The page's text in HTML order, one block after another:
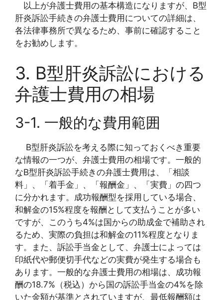
以上が弁護士費用の基本構造になりますが、B型
肝炎訴訟手続きの弁護士費用についての詳細は、
各法律事務所で異なるため、事前に確認すること
をお勧めします。
3. B型肝炎訴訟における
弁護士費用の相場
3-1. 一般的な費用範囲
B型肝炎訴訟を考える際に知っておくべき重要
な情報の一つが、弁護士費用の相場です。一般的
なB型肝炎訴訟手続きの弁護士費用は、「相談
料」、「着手金」、「報酬金」、「実費」の四つ
に分かれます。成功報酬型を採用している場合、
和解金の15%程度を報酬として支払うことが多い
ですが、このうち4%は国からの助成金で補助され
るため、実際の負担は和解金の11%程度となりま
す。また、訴訟手当金として、弁護士によっては
印紙代や郵便切手代などの実費が発生する場合も
あります。一般的な弁護士費用の相場は、成功報
酬の18.7%（税込）から国の訴訟手当金の4%を除
いた金額が基準とされていますが、最低報酬額は